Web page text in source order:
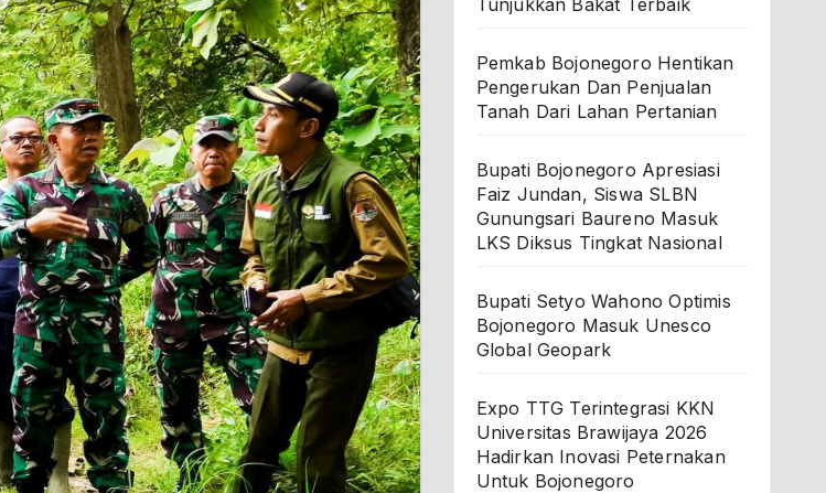
Pemkab Bojonegoro Hentikan
Pengerukan Dan Penjualan
Tanah Dari Lahan Pertanian
Bupati Bojonegoro Apresiasi
Faiz Jundan, Siswa SLBN
Gunungsari Baureno Masuk
LKS Diksus Tingkat Nasional
Bupati Setyo Wahono Optimis
Bojonegoro Masuk Unesco
Global Geopark
Expo TTG Terintegrasi KKN
Universitas Brawijaya 2026
Hadirkan Inovasi Peternakan
Untuk Bojonegoro